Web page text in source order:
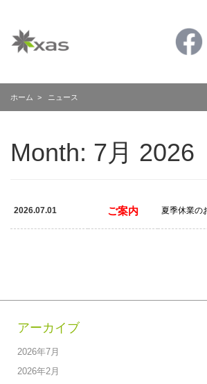
ホーム > ニュース
Month: 7月 2026
2026.07.01 ご案内 夏季休業の
アーカイブ
2026年7月
2026年2月